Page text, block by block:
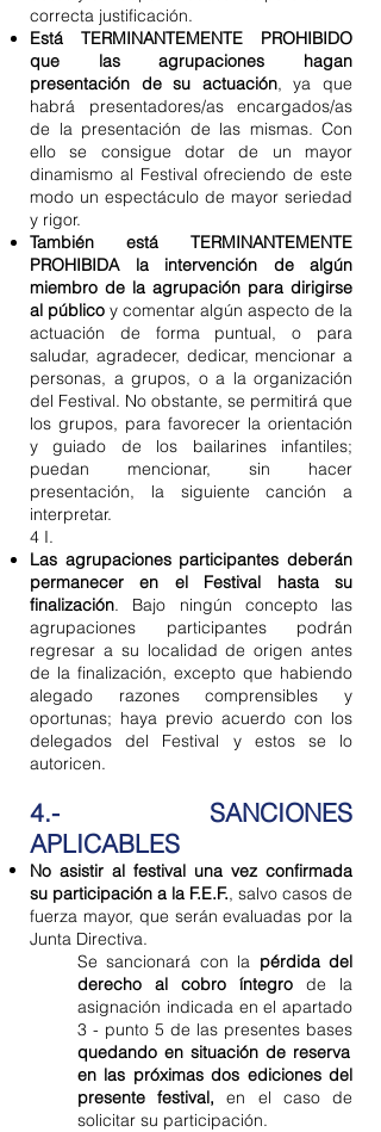
correcta justificación.
Está TERMINANTEMENTE PROHIBIDO
que las agrupaciones hagan
presentación de su actuación, ya que
habrá presentadores/as encargados/as
de la presentación de las mismas. Con
ello se consigue dotar de un mayor
dinamismo al Festival ofreciendo de este
modo un espectáculo de mayor seriedad
y rigor.
También está TERMINANTEMENTE
PROHIBIDA la intervención de algún
miembro de la agrupación para dirigirse
al público y comentar algún aspecto de la
actuación de forma puntual, o para
saludar, agradecer, dedicar, mencionar a
personas, a grupos, o a la organización
del Festival. No obstante, se permitirá que
los grupos, para favorecer la orientación
y guiado de los bailarines infantiles;
puedan mencionar, sin hacer
presentación, la siguiente canción a
interpretar.
4 I.
Las agrupaciones participantes deberán
permanecer en el Festival hasta su
finalización. Bajo ningún concepto las
agrupaciones participantes podrán
regresar a su localidad de origen antes
de la finalización, excepto que habiendo
alegado razones comprensibles y
oportunas; haya previo acuerdo con los
delegados del Festival y estos se lo
autoricen.
4.- SANCIONES
APLICABLES
No asistir al festival una vez confirmada
su participación a la F.E.F., salvo casos de
fuerza mayor, que serán evaluadas por la
Junta Directiva.
Se sancionará con la pérdida del
derecho al cobro íntegro de la
asignación indicada en el apartado
3 - punto 5 de las presentes bases
quedando en situación de reserva
en las próximas dos ediciones del
presente festival, en el caso de
solicitar su participación.